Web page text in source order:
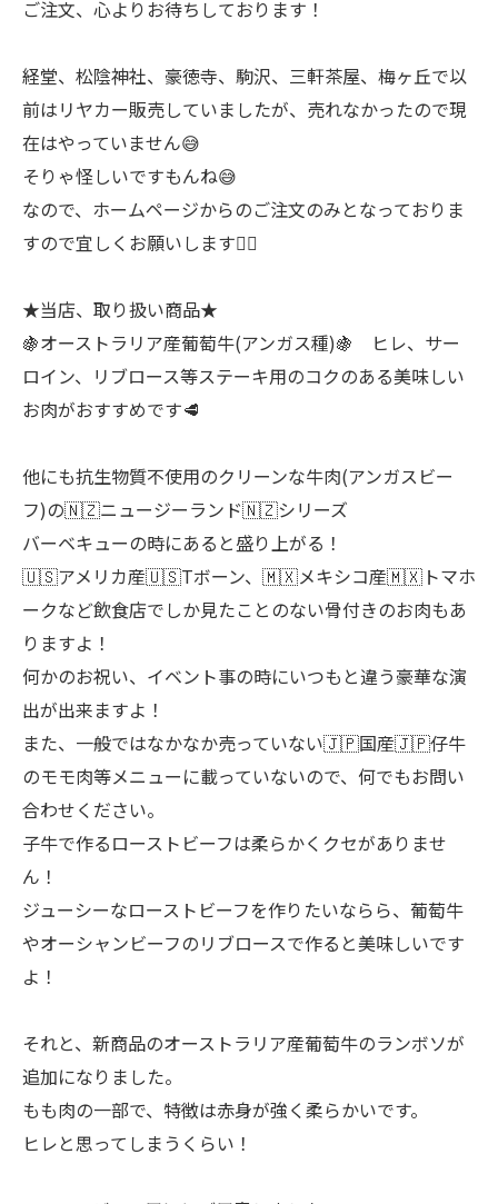
ご注文、心よりお待ちしております！
経堂、松陰神社、豪徳寺、駒沢、三軒茶屋、梅ヶ丘で以
前はリヤカー販売していましたが、売れなかったので現
在はやっていません😅
そりゃ怪しいですもんね😅
なので、ホームページからのご注文のみとなっておりま
すので宜しくお願いします🙇‍♂
★当店、取り扱い商品★
🍇オーストラリア産葡萄牛(アンガス種)🍇 ヒレ、サー
ロイン、リブロース等ステーキ用のコクのある美味しい
お肉がおすすめです🥩
他にも抗生物質不使用のクリーンな牛肉(アンガスビー
フ)の🇳🇿ニュージーランド🇳🇿シリーズ
バーベキューの時にあると盛り上がる！
🇺🇸アメリカ産🇺🇸Tボーン、🇲🇽メキシコ産🇲🇽トマホ
ークなど飲食店でしか見たことのない骨付きのお肉もあ
りますよ！
何かのお祝い、イベント事の時にいつもと違う豪華な演
出が出来ますよ！
また、一般ではなかなか売っていない🇯🇵国産🇯🇵仔牛
のモモ肉等メニューに載っていないので、何でもお問い
合わせください。
子牛で作るローストビーフは柔らかくクセがありませ
ん！
ジューシーなローストビーフを作りたいならら、葡萄牛
やオーシャンビーフのリブロースで作ると美味しいです
よ！
それと、新商品のオーストラリア産葡萄牛のランボソが
追加になりました。
もも肉の一部で、特徴は赤身が強く柔らかいです。
ヒレと思ってしまうくらい！